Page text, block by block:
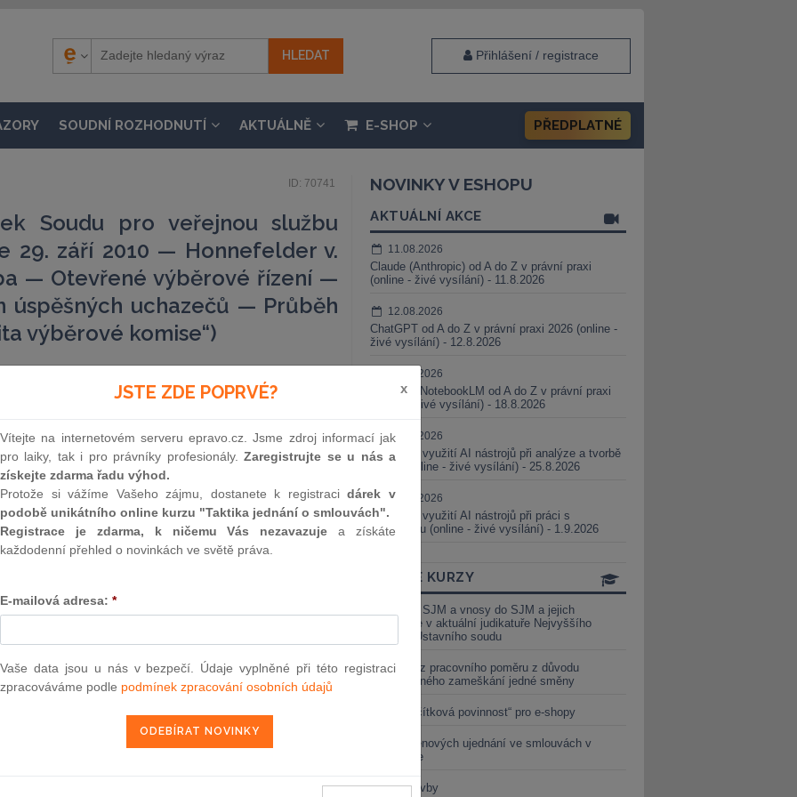
Přihlášení / registrace
SOUDNÍ ROZHODNUTÍ AKTUÁLNĚ E-SHOP PŘEDPLATNÉ
ID: 70741
Soudu pro veřejnou službu
29. září 2010 — Honnefelder v.
— Otevřené výběrové řízení —
úspěšných uchazečů — Průběh
výběrové komise“)
službu (třetího senátu) ze dne 29. září 2010 —
— Otevřené výběrové řízení — Nezařazení na seznam
— Stabilita výběrové komise“)
— ZZ v. Komise
CK v. Komise
v. Komise
NOVINKY V ESHOPU
AKTUÁLNÍ AKCE
11.08.2026
Claude (Anthropic) od A do Z v právní praxi
(online - živé vysílání) - 11.8.2026
12.08.2026
ChatGPT od A do Z v právní praxi 2026 (online -
živé vysílání) - 12.8.2026
18.08.2026
Gemini a NotebookLM od A do Z v právní praxi
(online - živé vysílání) - 18.8.2026
25.08.2026
Praktické využití AI nástrojů při analýze a tvorbě
smluv (online - živé vysílání) - 25.8.2026
01.09.2026
Praktické využití AI nástrojů při práci s
judikaturou (online - živé vysílání) - 1.9.2026
ONLINE KURZY
Vnosy ze SJM a vnosy do SJM a jejich
valorizace v aktuální judikatuře Nejvyššího
soudu a Ústavního soudu
Výpověď z pracovního poměru z důvodu
neomluveného zameškání jedné směny
Nová „tlačítková povinnost“ pro e-shopy
Změna cenových ujednání ve smlouvách v
energetice
Černé stavby
JSTE ZDE POPRVÉ? x
Vítejte na internetovém serveru epravo.cz. Jsme zdroj informací jak
pro laiky, tak i pro právníky profesionály.Zaregistrujte se u nás a
získejte zdarma řadu výhod.
Protože si vážíme Vašeho zájmu, dostanete k registracidárek v
podobě unikátního online kurzu "Taktika jednání o smlouvách".
Registrace je zdarma, k ničemu Vás nezavazuje a získáte
každodenní přehled o novinkách ve světě práva.
E-mailová adresa: *
Vaše data jsou u nás v bezpečí. Údaje vyplněné při této registraci
zpracováváme podle podmínek zpracování osobních údajů